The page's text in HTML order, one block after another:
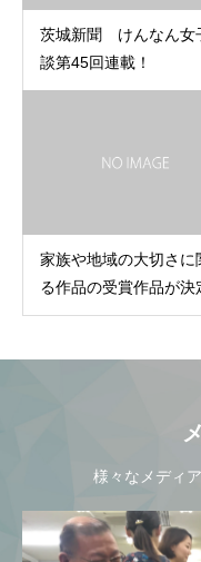
茨城新聞 けんなん女
談第45回連載！
家族や地域の大切さに
る作品の受賞作品が決
様々なメディ